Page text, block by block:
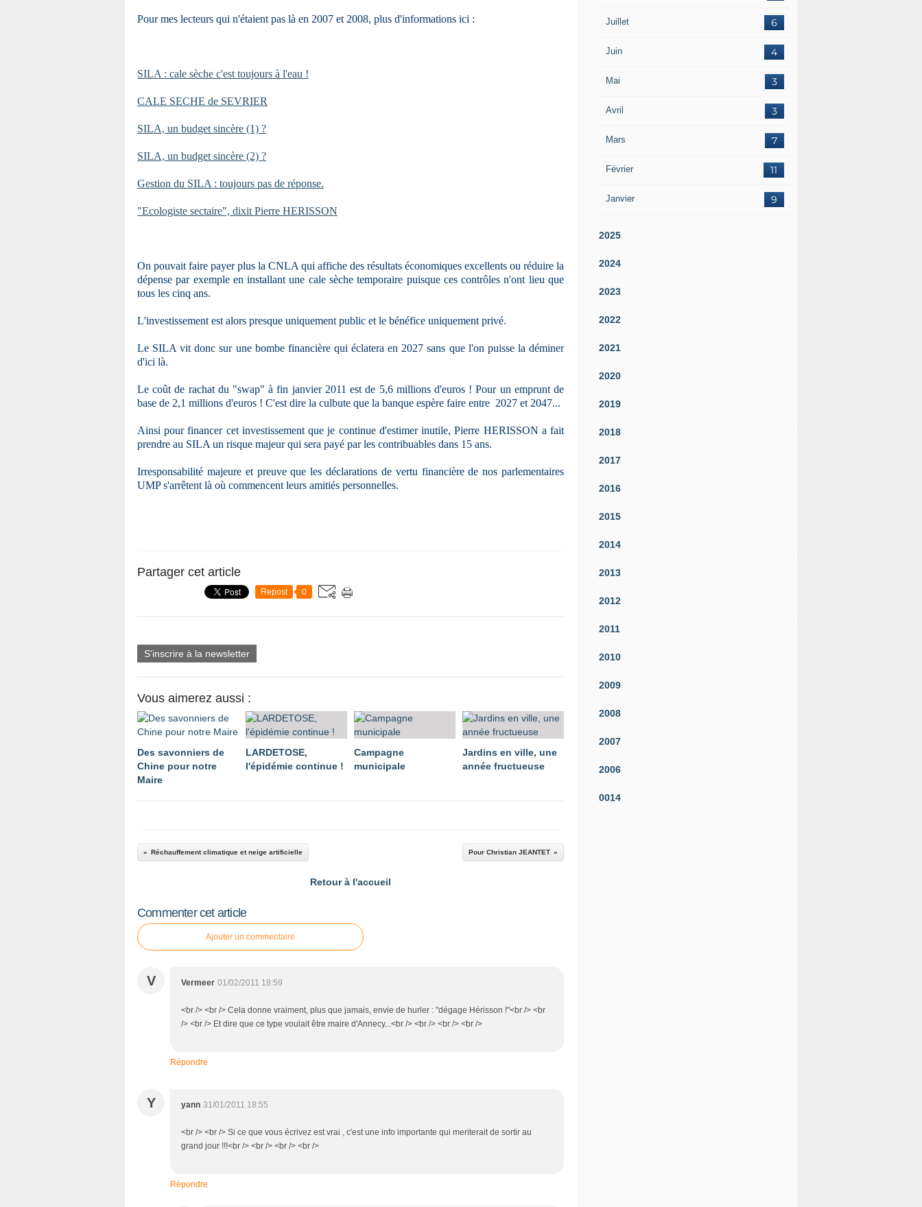
Pour mes lecteurs qui n'étaient pas là en 2007 et 2008, plus d'informations ici :
SILA : cale sèche c'est toujours à l'eau !
CALE SECHE de SEVRIER
SILA, un budget sincère (1) ?
SILA, un budget sincère (2) ?
Gestion du SILA : toujours pas de réponse.
"Ecologiste sectaire", dixit Pierre HERISSON
On pouvait faire payer plus la CNLA qui affiche des résultats économiques excellents ou réduire la
dépense par exemple en installant une cale sèche temporaire puisque ces contrôles n'ont lieu que
tous les cinq ans.
L'investissement est alors presque uniquement public et le bénéfice uniquement privé.
Le SILA vit donc sur une bombe financière qui éclatera en 2027 sans que l'on puisse la déminer
d'ici là.
Le coût de rachat du "swap" à fin janvier 2011 est de 5,6 millions d'euros ! Pour un emprunt de
base de 2,1 millions d'euros ! C'est dire la culbute que la banque espère faire entre 2027 et 2047...
Ainsi pour financer cet investissement que je continue d'estimer inutile, Pierre HERISSON a fait
prendre au SILA un risque majeur qui sera payé par les contribuables dans 15 ans.
Irresponsabilité majeure et preuve que les déclarations de vertu financière de nos parlementaires
UMP s'arrêtent là où commencent leurs amitiés personnelles.
Partager cet article
Repost 0
S'inscrire à la newsletter
Vous aimerez aussi :
Des savonniers de
Chine pour notre
Maire
LARDETOSE,
l'épidémie continue !
Campagne
municipale
Jardins en ville, une
année fructueuse
Réchauffement climatique et neige artificielle Pour Christian JEANTET
Retour à l'accueil
Commenter cet article
Ajouter un commentaire
V Vermeer 01/02/2011 18:59
<br /> <br /> Cela donne vraiment, plus que jamais, envie de hurler : "dégage Hérisson !"<br /> <br
/> <br /> Et dire que ce type voulait être maire d'Annecy...<br /> <br /> <br /> <br />
Répondre
Y yann 31/01/2011 18:55
<br /> <br /> Si ce que vous écrivez est vrai , c'est une info importante qui meriterait de sortir au
grand jour !!!<br /> <br /> <br /> <br />
Répondre
Juillet 6
Juin 4
Mai 3
Avril 3
Mars 7
Février 11
Janvier 9
2025
2024
2023
2022
2021
2020
2019
2018
2017
2016
2015
2014
2013
2012
2011
2010
2009
2008
2007
2006
0014